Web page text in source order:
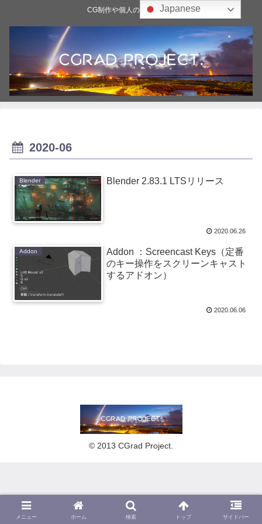
CG制作や個人の雑記ブログ
2020-06
Blender Blender 2.83.1 LTSリリース
2020.06.26
Addon
Addon ：Screencast Keys（定番
のキー操作をスクリーンキャスト
するアドオン）
2020.06.06
© 2013 CGrad Project.
メニュー ホーム 検索 トップ サイドバー
Japanese